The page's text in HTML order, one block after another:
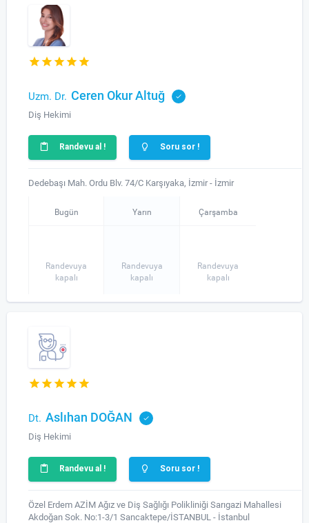
Uzm. Dr. Ceren Okur Altuğ
Diş Hekimi
Randevu al ! Soru sor !
Dedebaşı Mah. Ordu Blv. 74/C Karşıyaka, İzmir - İzmir
Bugün
Randevuya
kapalı
Yarın
Randevuya
kapalı
Çarşamba
Randevuya
kapalı
Dt. Aslıhan DOĞAN
Diş Hekimi
Randevu al ! Soru sor !
Özel Erdem AZİM Ağız ve Diş Sağlığı Polikliniği Sarıgazi Mahallesi
Akdoğan Sok. No:1-3/1 Sancaktepe/İSTANBUL - İstanbul